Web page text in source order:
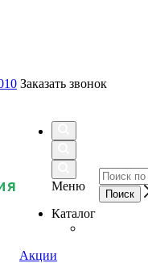
Заказать звонок
Меню
Каталог
Акции